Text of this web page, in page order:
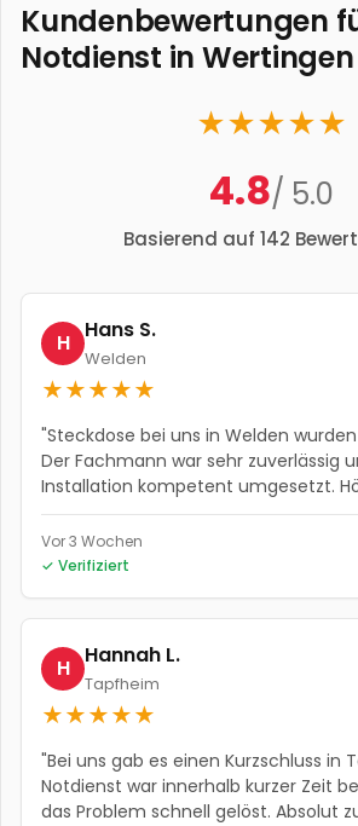
Kundenbewertungen
Notdienst in Wertingen
★★★★★
4.8/ 5.0
Basierend auf 142
H Hans S.
Welden
★★★★★
"Steckdose bei uns in Welden
Der Fachmann war sehr zuverlässig
Installation kompetent umgesetzt.
Vor 3 Wochen
✓ Verifiziert
H Hannah L.
Tapfheim
★★★★★
"Bei uns gab es einen Kurzschluss in
Notdienst war innerhalb kurzer Zeit
das Problem schnell gelöst. Absolut